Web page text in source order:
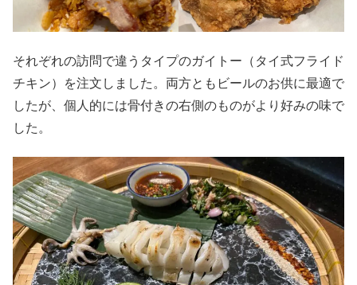
それぞれの訪問で違うタイプのガイトー（タイ式フライド
チキン）を注文しました。両方ともビールのお供に最適で
したが、個人的には骨付きの右側のものがより好みの味で
した。